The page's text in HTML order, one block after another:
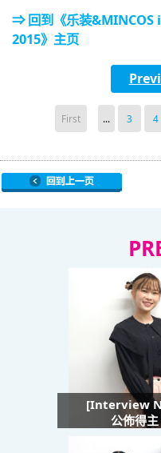
⇒ 回到《乐装&MINCOS
2015》主页
First ... 3 4
[Interview
公佈得主